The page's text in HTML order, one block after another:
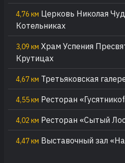
4,76 км Церковь Николая
Котельниках
3,09 км Храм Успения
Крутицах
4,67 км Третьяковская
4,55 км Ресторан
4,02 км Ресторан «Сытый
4,47 км Выставочный зал